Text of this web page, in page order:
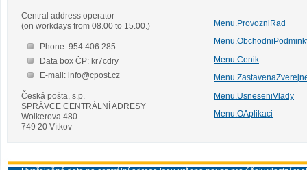
Central address operator
(on workdays from 08.00 to 15.00.)
Phone: 954 406 285
Data box ČP: kr7cdry
E-mail: info@cpost.cz
Česká pošta, s.p.
SPRÁVCE CENTRÁLNÍ ADRESY
Wolkerova 480
749 20 Vítkov
Menu.ProvozniRad
Menu.Cenik
Menu.UsneseniVlady
Menu.OAplikaci